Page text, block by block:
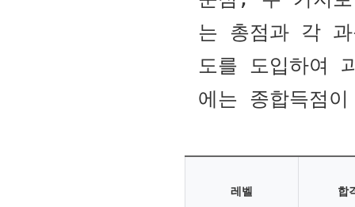
는 총점과 각
도를 도입하여
에는 종합득점
레벨 합